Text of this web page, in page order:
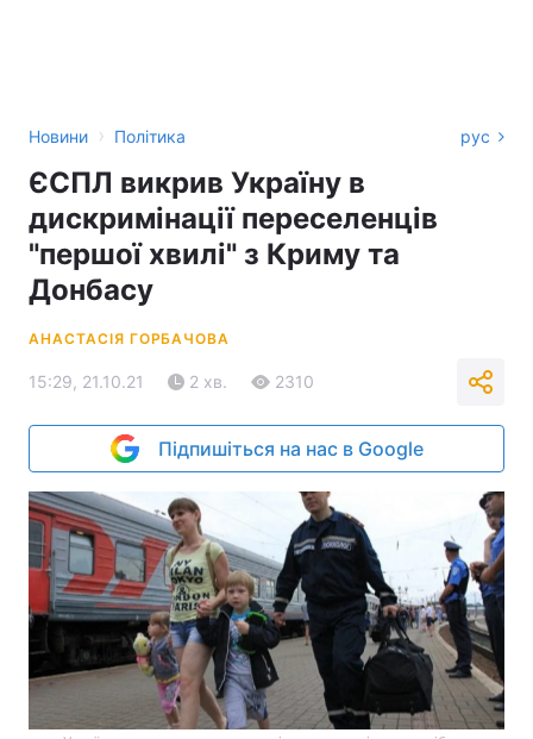
Новини › Політика рус
ЄСПЛ викрив Україну в
дискримінації переселенців
"першої хвилі" з Криму та
Донбасу
АНАСТАСІЯ ГОРБАЧОВА
15:29, 21.10.21 2 хв. 2310
Підпишіться на нас в Google